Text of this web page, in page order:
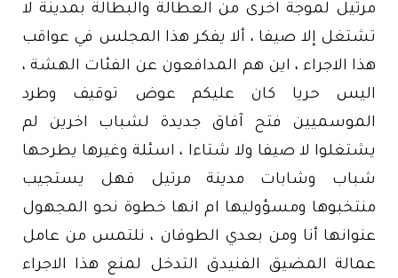
مرتيل لموجة اخرى من العطالة والبطالة بمدينة لا
تشتغل إلا صيفا ، ألا يفكر هذا المجلس في عواقب
هذا الاجراء ، اين هم المدافعون عن الفئات الهشة ،
اليس حريا كان عليكم عوض توقيف وطرد
الموسميين فتح آفاق جديدة لشباب اخرين لم
يشتغلوا لا صيفا ولا شتاءا ، اسئلة وغيرها يطرحها
شباب وشابات مدينة مرتيل فهل يستجيب
منتخبوها ومسؤوليها ام انها خطوة نحو المجهول
عنوانها أنا ومن بعدي الطوفان ، نلتمس من عامل
عمالة المضيق الفنيدق التدخل لمنع هذا الاجراء